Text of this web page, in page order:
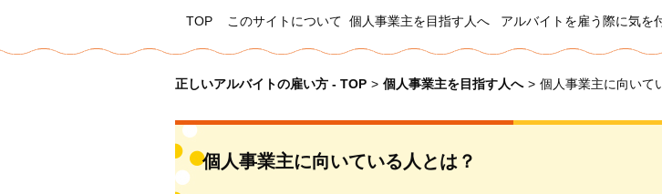
TOP このサイトについて 個人事業主を目指す人へ アルバイトを雇う際に気を
正しいアルバイトの雇い方 - TOP > 個人事業主を目指す人へ > 個人事業主に向いて
個人事業主に向いている人とは？